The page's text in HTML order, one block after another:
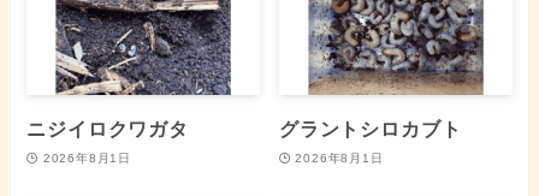
ニジイロクワガタ
2026年8月1日
グラントシロカブト
2026年8月1日